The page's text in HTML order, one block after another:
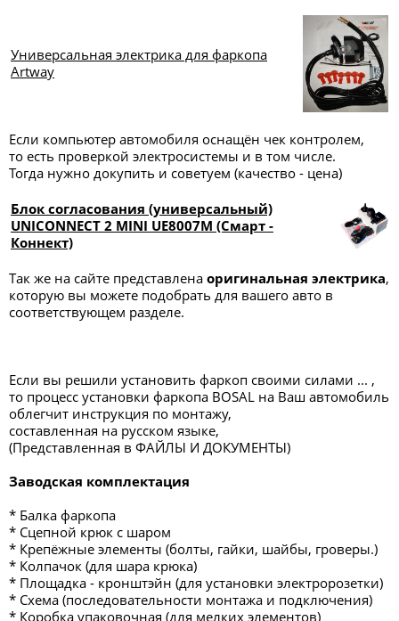
Универсальная электрика для фаркопа
Artway
Если компьютер автомобиля оснащён чек контролем,
то есть проверкой электросистемы и в том числе.
Тогда нужно докупить и советуем (качество - цена)
Блок согласования (универсальный)
UNICONNECT 2 MINI UE8007M (Смарт -
Коннект)
Так же на сайте представлена оригинальная электрика,
которую вы можете подобрать для вашего авто в
соответствующем разделе.
Если вы решили установить фаркоп своими силами ... ,
то процесс установки фаркопа BOSAL на Ваш автомобиль
облегчит инструкция по монтажу,
составленная на русском языке,
(Представленная в ФАЙЛЫ И ДОКУМЕНТЫ)
Заводская комплектация
* Балка фаркопа
* Сцепной крюк с шаром
* Крепёжные элементы (болты, гайки, шайбы, гроверы.)
* Колпачок (для шара крюка)
* Площадка - кронштэйн (для установки электророзетки)
* Схема (последовательности монтажа и подключения)
* Коробка упаковочная (для мелких элементов)